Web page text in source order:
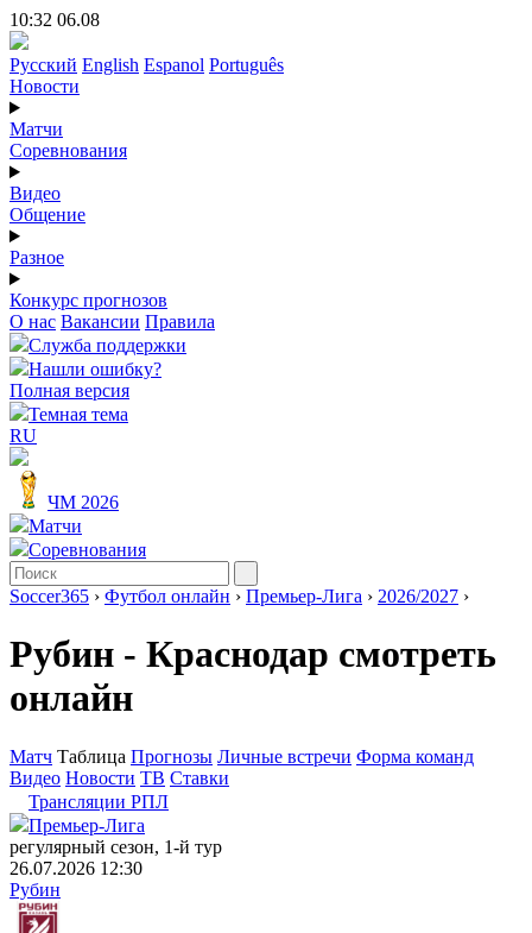
10:32 06.08
Русский English Espanol Português
Новости
Матчи
Соревнования
Видео
Общение
Разное
Конкурс прогнозов
О нас Вакансии Правила
Служба поддержки
Нашли ошибку?
Полная версия
Темная тема
RU
ЧМ 2026
Матчи
Соревнования
Soccer365 › Футбол онлайн › Премьер-Лига › 2026/2027 ›
Рубин - Краснодар смотреть
онлайн
Матч Таблица Прогнозы Личные встречи Форма команд
Видео Новости ТВ Ставки
Трансляции РПЛ
Премьер-Лига
регулярный сезон, 1-й тур
26.07.2026 12:30
Рубин